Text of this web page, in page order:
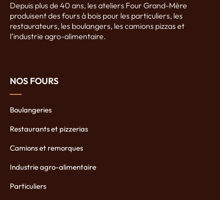
Depuis plus de 40 ans, les ateliers Four Grand-Mère
produisent des fours à bois pour les particuliers, les
restaurateurs, les boulangers, les camions pizzas et
l’industrie agro-alimentaire.
NOS FOURS
Boulangeries
Restaurants et pizzerias
Camions et remorques
Industrie agro-alimentaire
Particuliers